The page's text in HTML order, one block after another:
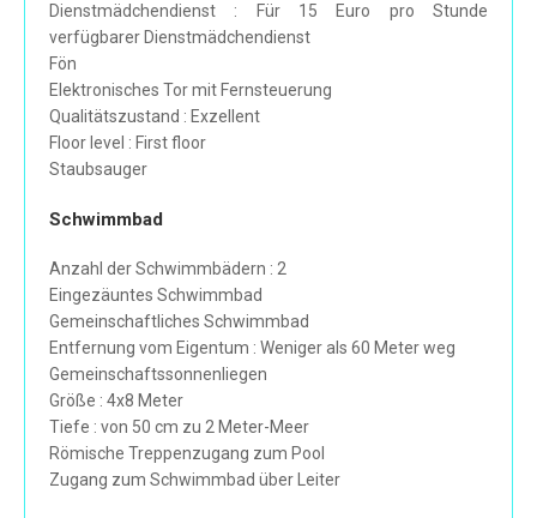
Dienstmädchendienst : Für 15 Euro pro Stunde
verfügbarer Dienstmädchendienst
Fön
Elektronisches Tor mit Fernsteuerung
Qualitätszustand : Exzellent
Floor level : First floor
Staubsauger
Schwimmbad
Anzahl der Schwimmbädern : 2
Eingezäuntes Schwimmbad
Gemeinschaftliches Schwimmbad
Entfernung vom Eigentum : Weniger als 60 Meter weg
Gemeinschaftssonnenliegen
Größe : 4x8 Meter
Tiefe : von 50 cm zu 2 Meter-Meer
Römische Treppenzugang zum Pool
Zugang zum Schwimmbad über Leiter